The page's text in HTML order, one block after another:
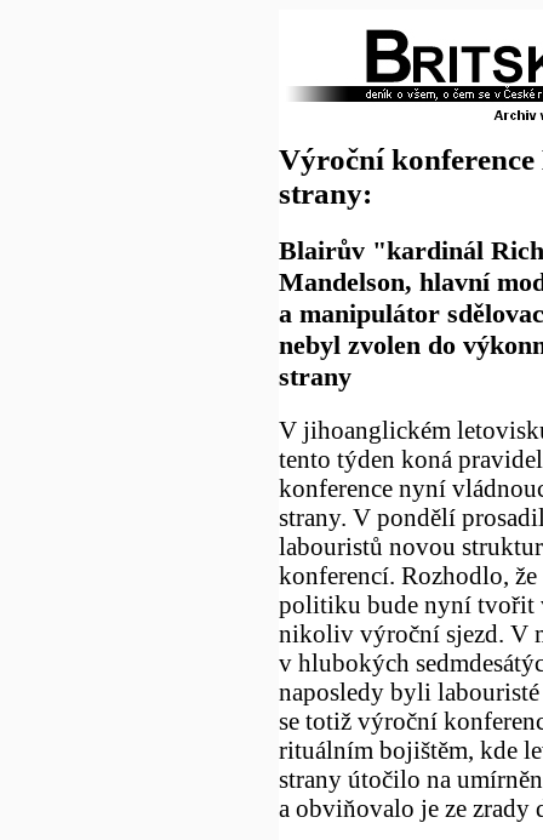
Výroční
strany:
Blairův "kardinál
Mandelson, hlavní
a manipulátor
nebyl zvolen do
strany
V jihoanglickém
tento týden koná
konference nyní
strany. V pondělí
labouristů novou
konferencí. Rozhodlo,
politiku bude nyní tvořit
nikoliv výroční sjezd. V
v hlubokých
naposledy byli
se totiž výroční
rituálním bojištěm, kde
strany útočilo na
a obviňovalo je ze zrady